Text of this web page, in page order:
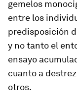
gemelos
entre los
predisposición
y no tanto el
ensayo
cuanto a
otros.